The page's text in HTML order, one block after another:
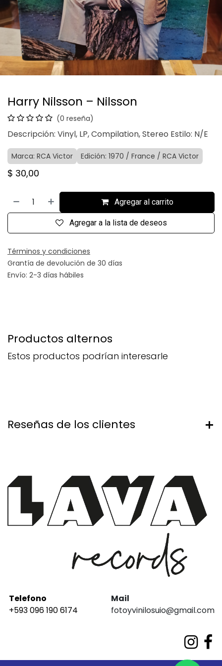
Harry Nilsson – Nilsson
(0 reseña)
Descripción: Vinyl, LP, Compilation, Stereo Estilo: N/E
Marca: RCA Victor Edición: 1970 / France / RCA Victor
$ 30,00
Agregar al carrito
Agregar a la lista de deseos
Términos y condiciones
Grantía de devolución de 30 días
Envío: 2-3 días hábiles
Productos alternos
Estos productos podrían interesarle
Reseñas de los clientes
Telefono
+593 096 190 6174
Mail
fotoyvinilosuio@gmail.com